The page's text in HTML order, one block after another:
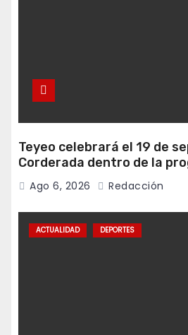
Teyeo celebrará el 19 de
Corderada dentro de la
fiestas
Ago 6, 2026 Redacción
ACTUALIDAD DEPORTES